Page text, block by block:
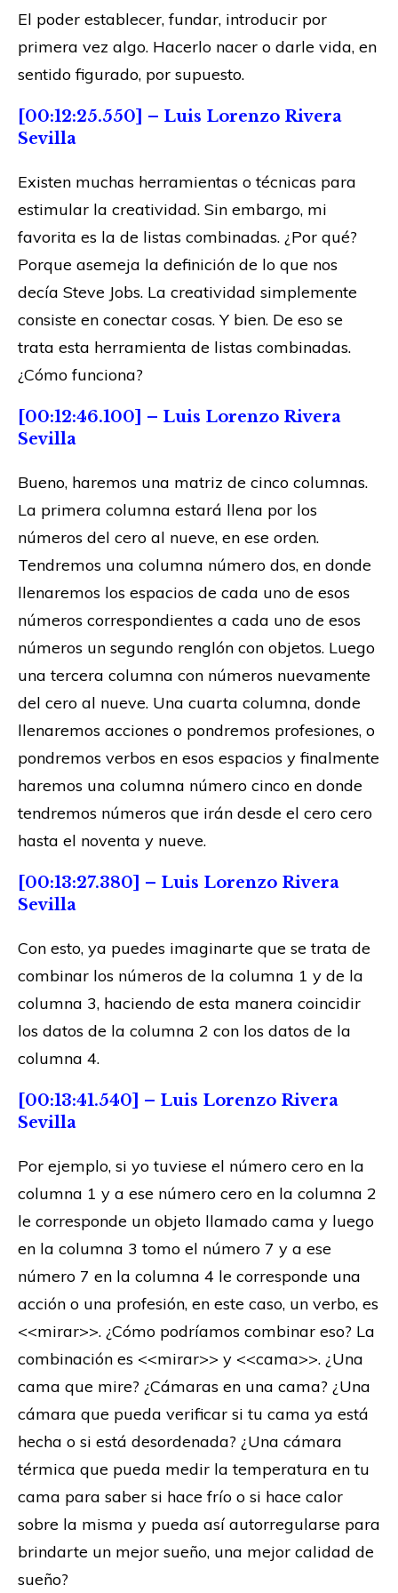
El poder establecer, fundar, introducir por
primera vez algo. Hacerlo nacer o darle vida, en
sentido figurado, por supuesto.
[00:12:25.550] – Luis Lorenzo Rivera
Sevilla
Existen muchas herramientas o técnicas para
estimular la creatividad. Sin embargo, mi
favorita es la de listas combinadas. ¿Por qué?
Porque asemeja la definición de lo que nos
decía Steve Jobs. La creatividad simplemente
consiste en conectar cosas. Y bien. De eso se
trata esta herramienta de listas combinadas.
¿Cómo funciona?
[00:12:46.100] – Luis Lorenzo Rivera
Sevilla
Bueno, haremos una matriz de cinco columnas.
La primera columna estará llena por los
números del cero al nueve, en ese orden.
Tendremos una columna número dos, en donde
llenaremos los espacios de cada uno de esos
números correspondientes a cada uno de esos
números un segundo renglón con objetos. Luego
una tercera columna con números nuevamente
del cero al nueve. Una cuarta columna, donde
llenaremos acciones o pondremos profesiones, o
pondremos verbos en esos espacios y finalmente
haremos una columna número cinco en donde
tendremos números que irán desde el cero cero
hasta el noventa y nueve.
[00:13:27.380] – Luis Lorenzo Rivera
Sevilla
Con esto, ya puedes imaginarte que se trata de
combinar los números de la columna 1 y de la
columna 3, haciendo de esta manera coincidir
los datos de la columna 2 con los datos de la
columna 4.
[00:13:41.540] – Luis Lorenzo Rivera
Sevilla
Por ejemplo, si yo tuviese el número cero en la
columna 1 y a ese número cero en la columna 2
le corresponde un objeto llamado cama y luego
en la columna 3 tomo el número 7 y a ese
número 7 en la columna 4 le corresponde una
acción o una profesión, en este caso, un verbo, es
<<mirar>>. ¿Cómo podríamos combinar eso? La
combinación es <<mirar>> y <<cama>>. ¿Una
cama que mire? ¿Cámaras en una cama? ¿Una
cámara que pueda verificar si tu cama ya está
hecha o si está desordenada? ¿Una cámara
térmica que pueda medir la temperatura en tu
cama para saber si hace frío o si hace calor
sobre la misma y pueda así autorregularse para
brindarte un mejor sueño, una mejor calidad de
sueño?